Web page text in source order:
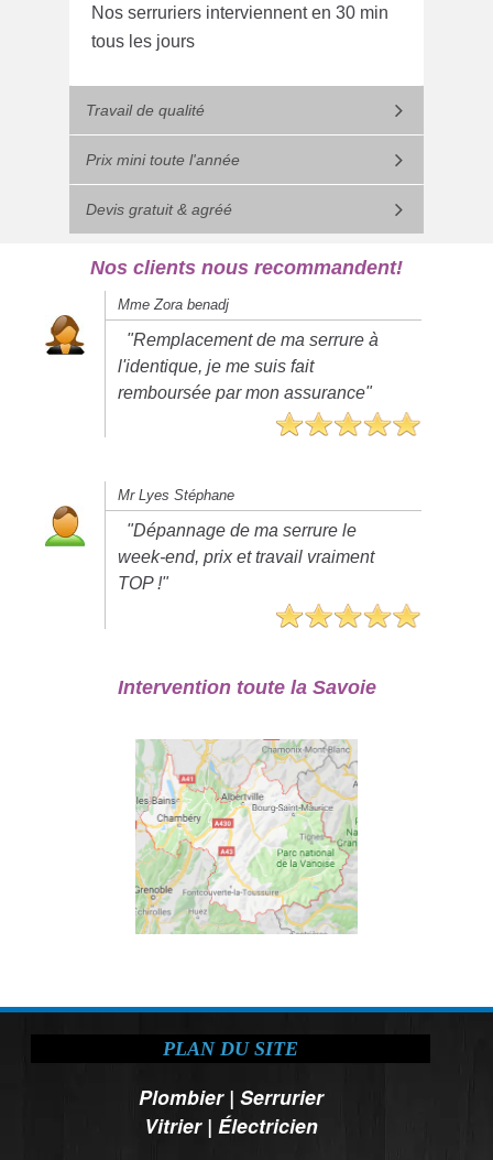
Nos serruriers interviennent en 30 min
tous les jours
Travail de qualité
Prix mini toute l'année
Devis gratuit & agréé
Nos clients nous recommandent!
Mme Zora benadj
"Remplacement de ma serrure à
l'identique, je me suis fait
remboursée par mon assurance"
Mr Lyes Stéphane
"Dépannage de ma serrure le
week-end, prix et travail vraiment
TOP !"
Intervention toute la Savoie
PLAN DU SITE
Plombier| Serrurier
Vitrier| Électricien